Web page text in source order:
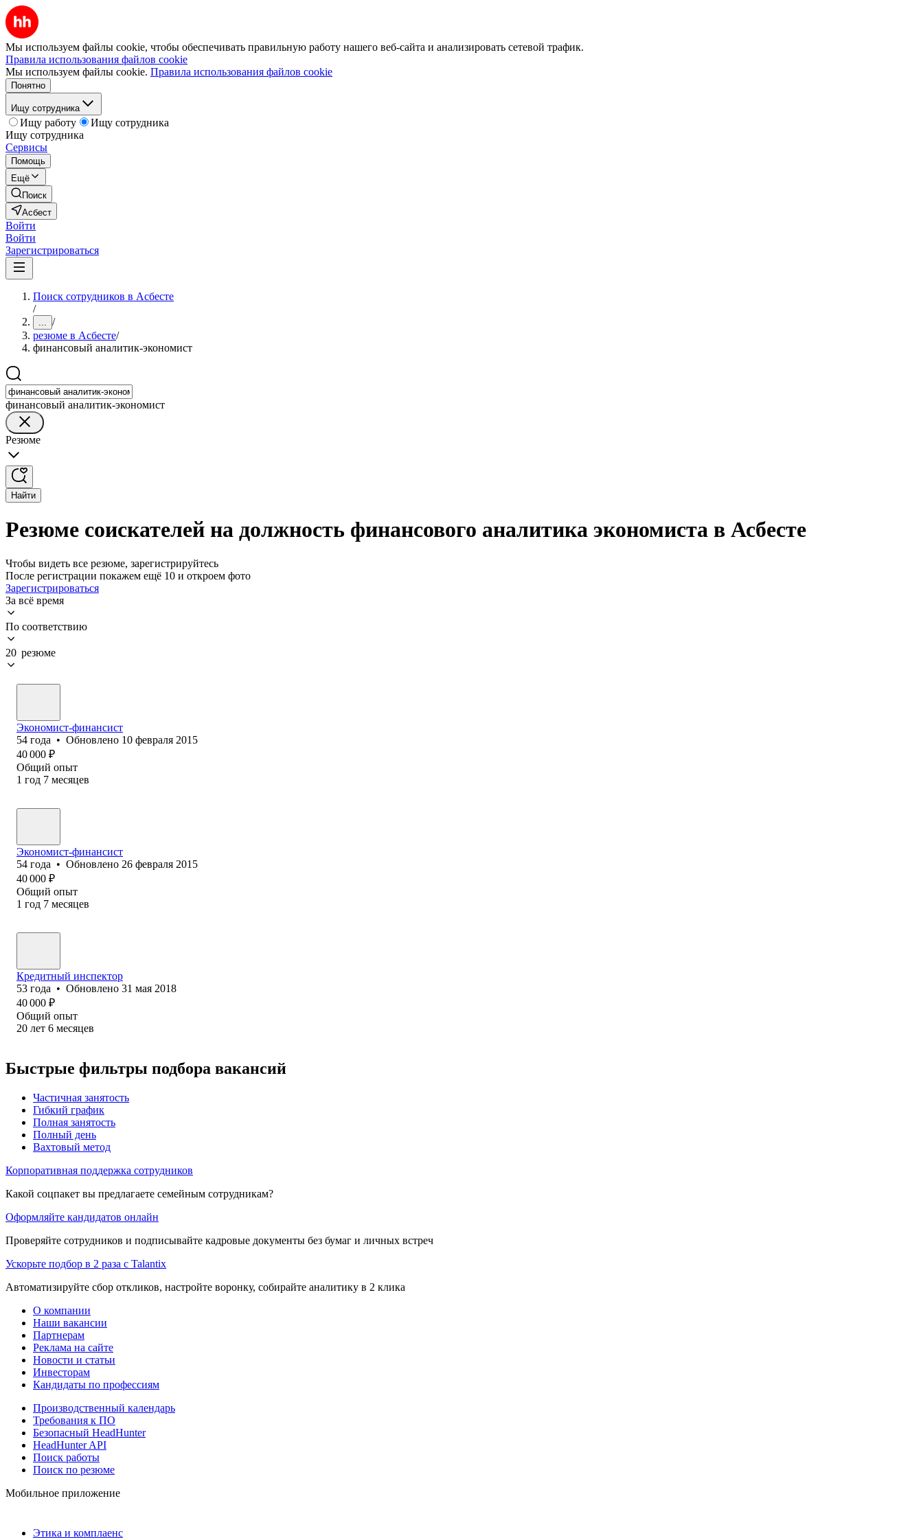
Мы используем файлы cookie, чтобы обеспечивать правильную работу нашего веб-сайта и анализировать сетевой трафик.
Правила использования файлов cookie
Мы используем файлы cookie. Правила использования файлов cookie
Понятно
Ищу сотрудника
Ищу работу
Ищу сотрудника
Ищу сотрудника
Сервисы
Помощь
Ещё
Поиск
Асбест
Войти
Войти
Зарегистрироваться
Поиск сотрудников в Асбесте
/
... /
резюме в Асбесте/
финансовый аналитик-экономист
финансовый аналитик-экономист
Резюме
Найти
Резюме соискателей на должность финансового аналитика экономиста в Асбесте
Чтобы видеть все резюме, зарегистрируйтесь
После регистрации покажем ещё 10 и откроем фото
Зарегистрироваться
За всё время
По соответствию
20 резюме
Экономист-финансист
54 года • Обновлено 10 февраля 2015
40 000 ₽
Общий опыт
1 год 7 месяцев
Экономист-финансист
54 года • Обновлено 26 февраля 2015
40 000 ₽
Общий опыт
1 год 7 месяцев
Кредитный инспектор
53 года • Обновлено 31 мая 2018
40 000 ₽
Общий опыт
20 лет 6 месяцев
Быстрые фильтры подбора вакансий
Частичная занятость
Гибкий график
Полная занятость
Полный день
Вахтовый метод
Корпоративная поддержка сотрудников
Какой соцпакет вы предлагаете семейным сотрудникам?
Оформляйте кандидатов онлайн
Проверяйте сотрудников и подписывайте кадровые документы без бумаг и личных встреч
Ускорьте подбор в 2 раза с Talantix
Автоматизируйте сбор откликов, настройте воронку, собирайте аналитику в 2 клика
О компании
Наши вакансии
Партнерам
Реклама на сайте
Новости и статьи
Инвесторам
Кандидаты по профессиям
Производственный календарь
Требования к ПО
Безопасный HeadHunter
HeadHunter API
Поиск работы
Поиск по резюме
Мобильное приложение
Этика и комплаенс